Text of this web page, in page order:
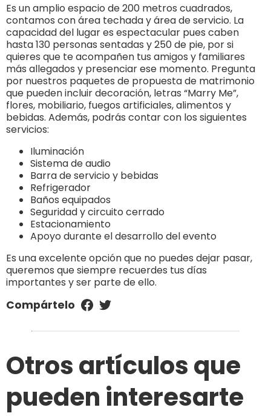
Es un amplio espacio de 200 metros cuadrados,
contamos con área techada y área de servicio. La
capacidad del lugar es espectacular pues caben
hasta 130 personas sentadas y 250 de pie, por si
quieres que te acompañen tus amigos y familiares
más allegados y presenciar ese momento. Pregunta
por nuestros paquetes de propuesta de matrimonio
que pueden incluir decoración, letras “Marry Me”,
flores, mobiliario, fuegos artificiales, alimentos y
bebidas. Además, podrás contar con los siguientes
servicios:
Iluminación
Sistema de audio
Barra de servicio y bebidas
Refrigerador
Baños equipados
Seguridad y circuito cerrado
Estacionamiento
Apoyo durante el desarrollo del evento
Es una excelente opción que no puedes dejar pasar,
queremos que siempre recuerdes tus días
importantes y ser parte de ello.
Compártelo
Otros artículos que
pueden interesarte